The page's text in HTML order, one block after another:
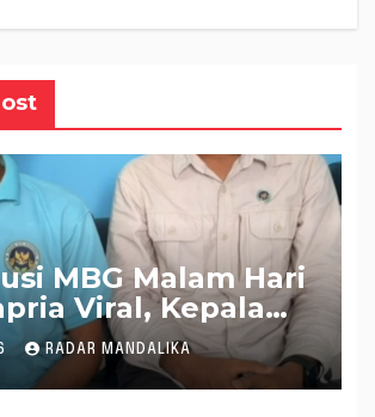
MBG Malam Hari
Viral, Kepala
Beringe
Klarifikasi dan
Maaf
RADAR MANDALIKA